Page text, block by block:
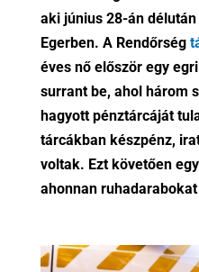
aki június 28-án
Egerben. A Rendőrség
éves nő először egy
surrant be, ahol három
hagyott pénztárcáját
tárcákban készpénz,
voltak. Ezt követően
ahonnan